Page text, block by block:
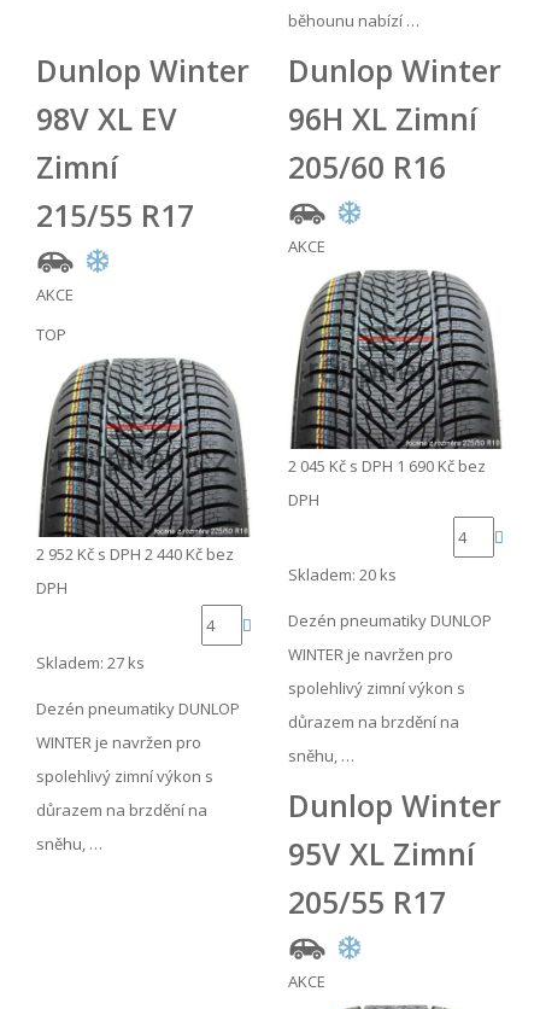
běhounu nabízí …
Dunlop Winter
98V XL EV
Zimní
215/55 R17
AKCE
TOP
2 952 Kč s DPH 2 440 Kč bez
DPH
Skladem: 27 ks
Dezén pneumatiky DUNLOP
WINTER je navržen pro
spolehlivý zimní výkon s
důrazem na brzdění na
sněhu, …
Dunlop Winter
96H XL Zimní
205/60 R16
AKCE
2 045 Kč s DPH 1 690 Kč bez
DPH
Skladem: 20 ks
Dezén pneumatiky DUNLOP
WINTER je navržen pro
spolehlivý zimní výkon s
důrazem na brzdění na
sněhu, …
Dunlop Winter
95V XL Zimní
205/55 R17
AKCE